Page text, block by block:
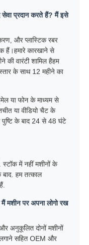
सेवा प्रदान करते हैं? मैं इसे
और प्लास्टिक रबर
हैं।हमारे कारखाने से
की वारंटी शामिल हैहम
के साथ 12 महीने का
या फोन के माध्यम से
या वीडियो चैट के
के बाद 24 से 48 घंटे
स्टॉक में नहीं मशीनों के
बाद. हम तत्काल
मशीन पर अपना लोगो रख
अनुकूलित दोनों मशीनों
सहित OEM और